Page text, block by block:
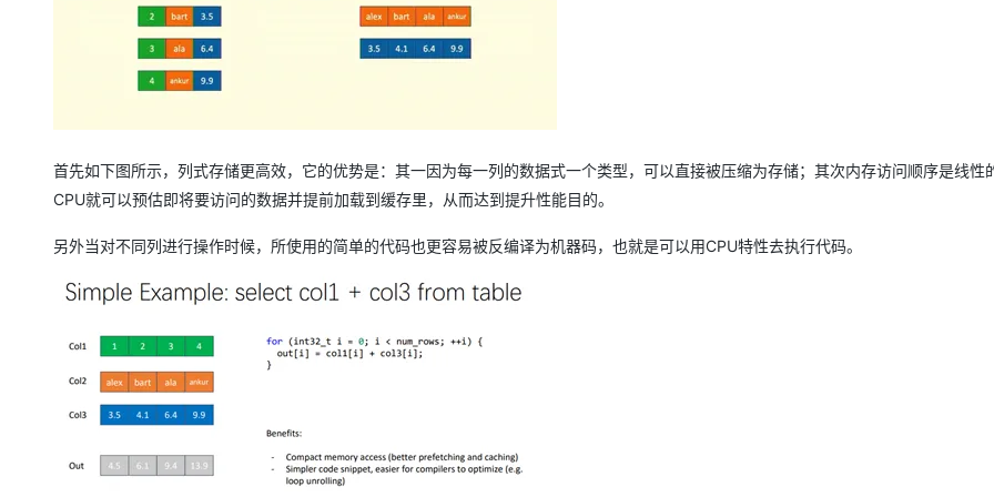
首先如下图所示，列式存储更高效，它的优势是：其一因为每一列的数据式一个类型，可以直接被压缩为存储；其次内存访问顺序是线性
CPU就可以预估即将要访问的数据并提前加载到缓存里，从而达到提升性能目的。
另外当对不同列进行操作时候，所使用的简单的代码也更容易被反编译为机器码，也就是可以用CPU特性去执行代码。